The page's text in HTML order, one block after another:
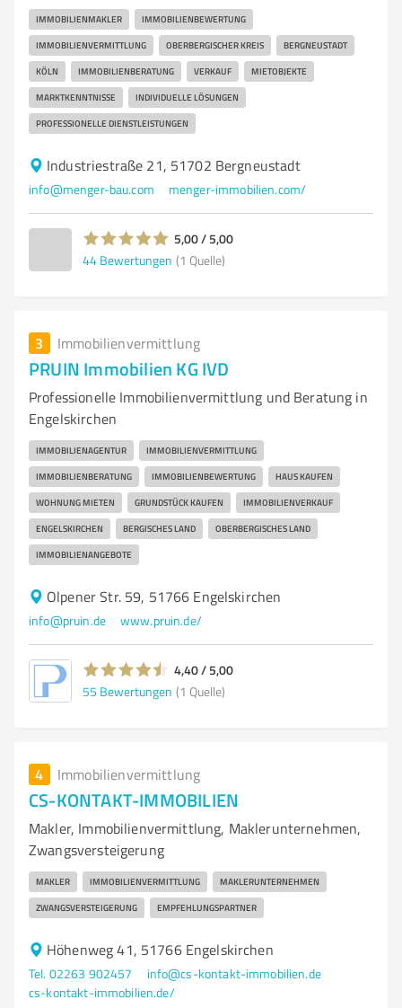
IMMOBILIENMAKLER IMMOBILIENBEWERTUNG
IMMOBILIENVERMITTLUNG OBERBERGISCHER KREIS BERGNEUSTADT
KÖLN IMMOBILIENBERATUNG VERKAUF MIETOBJEKTE
MARKTKENNTNISSE INDIVIDUELLE LÖSUNGEN
PROFESSIONELLE DIENSTLEISTUNGEN
Industriestraße 21, 51702 Bergneustadt
info@menger-bau.com menger-immobilien.com/
5,00 / 5,00
44 Bewertungen (1 Quelle)
3 Immobilienvermittlung
PRUIN Immobilien KG IVD
Professionelle Immobilienvermittlung und Beratung in
Engelskirchen
IMMOBILIENAGENTUR IMMOBILIENVERMITTLUNG
IMMOBILIENBERATUNG IMMOBILIENBEWERTUNG HAUS KAUFEN
WOHNUNG MIETEN GRUNDSTÜCK KAUFEN IMMOBILIENVERKAUF
ENGELSKIRCHEN BERGISCHES LAND OBERBERGISCHES LAND
IMMOBILIENANGEBOTE
Olpener Str. 59, 51766 Engelskirchen
info@pruin.de www.pruin.de/
4,40 / 5,00
55 Bewertungen (1 Quelle)
4 Immobilienvermittlung
CS-KONTAKT-IMMOBILIEN
Makler, Immobilienvermittlung, Maklerunternehmen,
Zwangsversteigerung
MAKLER IMMOBILIENVERMITTLUNG MAKLERUNTERNEHMEN
ZWANGSVERSTEIGERUNG EMPFEHLUNGSPARTNER
Höhenweg 41, 51766 Engelskirchen
Tel. 02263 902457
info@cs-kontakt-immobilien.de
cs-kontakt-immobilien.de/